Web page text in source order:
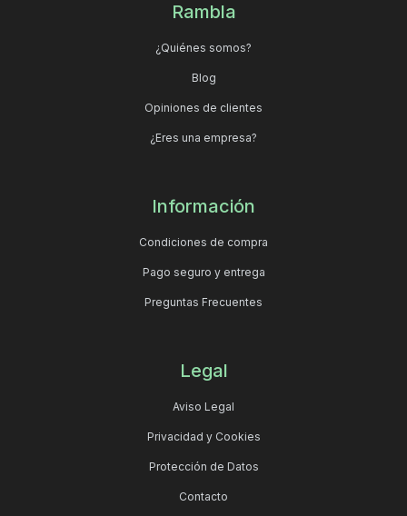
Rambla
¿Quiénes somos?
Blog
Opiniones de clientes
¿Eres una empresa?
Información
Condiciones de compra
Pago seguro y entrega
Preguntas Frecuentes
Legal
Aviso Legal
Privacidad y Cookies
Protección de Datos
Contacto